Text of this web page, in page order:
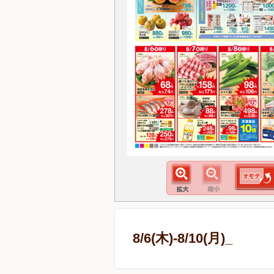
8/6(木)-8/10(月)_